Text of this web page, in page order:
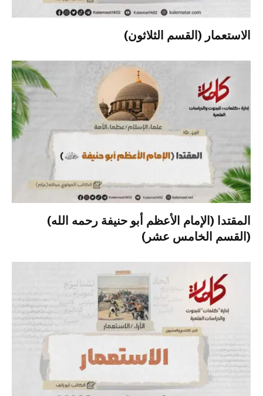
الاستعمار (القسم الثلاثون)
المقتدا (الإمام الأعظم أبو حنيفة رحمه الله)
(القسم الخامس عشر)